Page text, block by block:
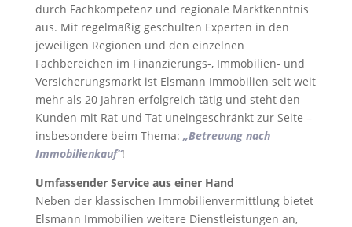
durch Fachkompetenz und regionale Marktkenntnis
aus. Mit regelmäßig geschulten Experten in den
jeweiligen Regionen und den einzelnen
Fachbereichen im Finanzierungs-, Immobilien- und
Versicherungsmarkt ist Elsmann Immobilien seit weit
mehr als 20 Jahren erfolgreich tätig und steht den
Kunden mit Rat und Tat uneingeschränkt zur Seite –
insbesondere beim Thema: „Betreuung nach
Immobilienkauf“!
Umfassender Service aus einer Hand
Neben der klassischen Immobilienvermittlung bietet
Elsmann Immobilien weitere Dienstleistungen an,